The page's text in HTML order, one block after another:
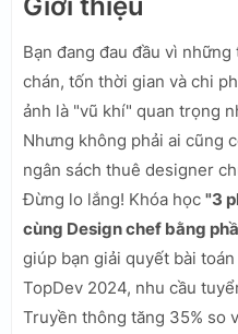
Bạn đang đau đầu vì
chán, tốn thời gian và chi
ảnh là "vũ khí" quan trọng
Nhưng không phải ai cũng
ngân sách thuê designer
Đừng lo lắng! Khóa học "3
cùng Design chef bằng
giúp bạn giải quyết bài
TopDev 2024, nhu cầu
Truyền thông tăng 35% so